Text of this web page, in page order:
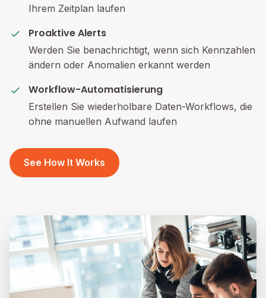
Ihrem Zeitplan laufen
Proaktive Alerts
Werden Sie benachrichtigt, wenn sich Kennzahlen
ändern oder Anomalien erkannt werden
Workflow-Automatisierung
Erstellen Sie wiederholbare Daten-Workflows, die
ohne manuellen Aufwand laufen
See How It Works